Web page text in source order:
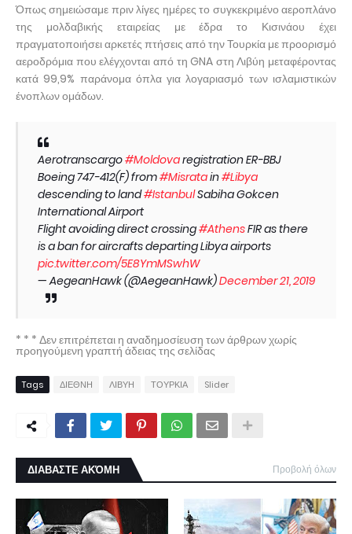
Όπως σημειώσαμε πριν λίγες ημέρες το συγκεκριμένο αεροπλάνο
της μολδαβικής εταιρείας με έδρα το Κισινάου έχει
πραγματοποιήσει αρκετές πτήσεις από την Τουρκία με προορισμό
αεροδρόμια που ελέγχονται από τη GNA στη Λιβύη μεταφέροντας
κατά 99,9% παράνομα όπλα για λογαριασμό των ισλαμιστικών
ένοπλων ομάδων.
Aerotranscargo#Moldovaregistration ER-BBJ
Boeing 747-412(F) from#Misratain#Libya
descending to land#IstanbulSabiha Gokcen
International Airport
Flight avoiding direct crossing#AthensFIR as there
is a ban for aircrafts departing Libya airports
pic.twitter.com/5E8YmMSwhW
— AegeanHawk (@AegeanHawk)December 21, 2019
* * * Δεν επιτρέπεται η αναδημοσίευση των άρθρων χωρίς
προηγούμενη γραπτή άδειας της σελίδας
Tags ΔΙΕΘΝΗ ΛΙΒΥΗ ΤΟΥΡΚΙΑ Slider
ΔΙΑΒΑΣΤΕ ΑΚΌΜΗ Προβολή όλων